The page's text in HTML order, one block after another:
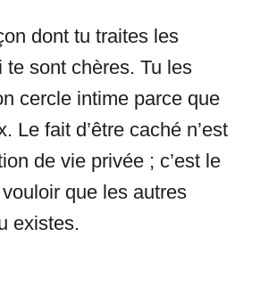
dont tu traites les
te sont chères. Tu les
cercle intime parce que
Le fait d’être caché n’est
de vie privée ; c’est le
que les autres
existes.